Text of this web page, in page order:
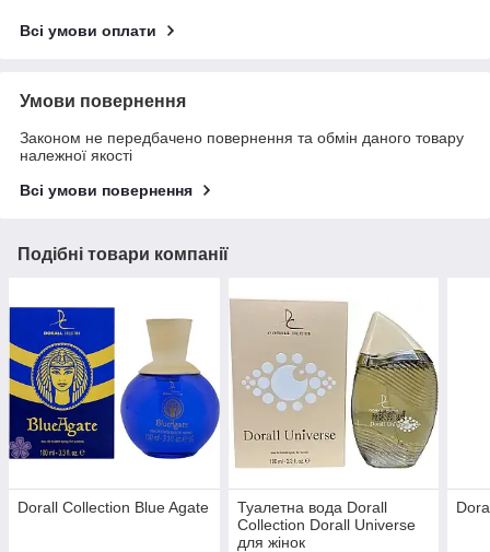
Всі умови оплати
Умови повернення
Законом не передбачено повернення та обмін даного товару
належної якості
Всі умови повернення
Подібні товари компанії
Dorall Collection Blue Agate
Туалетна вода Dorall
Collection Dorall Universe
для жінок